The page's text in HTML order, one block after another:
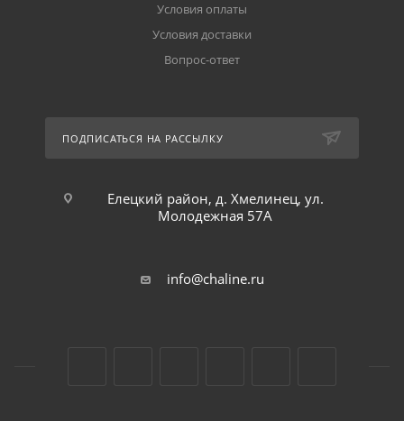
Условия оплаты
Условия доставки
Вопрос-ответ
ПОДПИСАТЬСЯ НА РАССЫЛКУ
Елецкий район, д. Хмелинец, ул.
Молодежная 57А
info@chaline.ru